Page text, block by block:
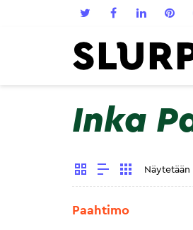
Inka
Paahtimo